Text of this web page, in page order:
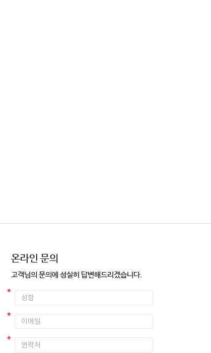
온라인 문의
고객님의 문의에 성실히 답변해드리겠습니다.